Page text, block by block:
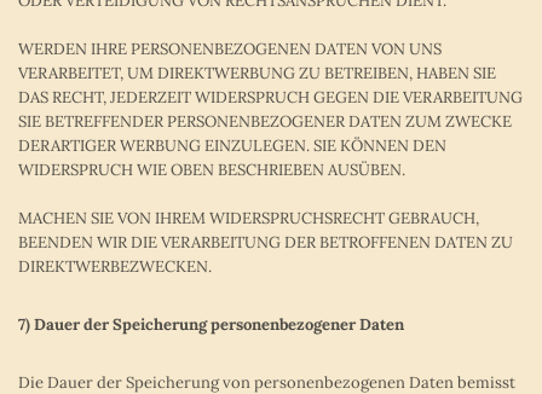
WERDEN IHRE PERSONENBEZOGENEN DATEN VON UNS
VERARBEITET, UM DIREKTWERBUNG ZU BETREIBEN, HABEN SIE
DAS RECHT, JEDERZEIT WIDERSPRUCH GEGEN DIE VERARBEITUNG
SIE BETREFFENDER PERSONENBEZOGENER DATEN ZUM ZWECKE
DERARTIGER WERBUNG EINZULEGEN. SIE KÖNNEN DEN
WIDERSPRUCH WIE OBEN BESCHRIEBEN AUSÜBEN.
MACHEN SIE VON IHREM WIDERSPRUCHSRECHT GEBRAUCH,
BEENDEN WIR DIE VERARBEITUNG DER BETROFFENEN DATEN ZU
DIREKTWERBEZWECKEN.
7) Dauer der Speicherung personenbezogener Daten
Die Dauer der Speicherung von personenbezogenen Daten bemisst